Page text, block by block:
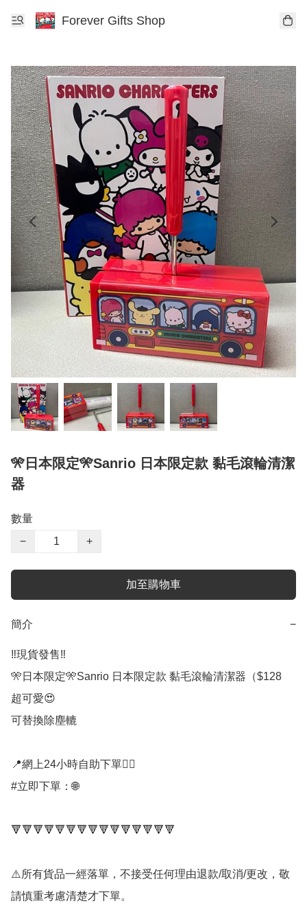
Forever Gifts Shop
🎌日本限定🎌Sanrio 日本限定款 黏毛滾輪清潔
器
數量
−
+
加至購物車
簡介 −
‼️現貨發售‼️
🎌日本限定🎌Sanrio 日本限定款 黏毛滾輪清潔器（$128
超可愛😍
可替換除塵轆
📍網上24小時自助下單👍🏻
#立即下單：🌐
🔻🔻🔻🔻🔻🔻🔻🔻🔻🔻🔻🔻🔻🔻🔻
⚠️所有貨品一經落單，不接受任何理由退款/取消/更改，敬
請慎重考慮清楚才下單。